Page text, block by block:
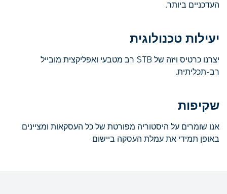
העדכניים ביותר.
יעילות טכנולוגית
יצרנו כרטיס ויזה של STB רב מטבעי ואפליקצית מובייל
רב-תכליתית.
שקיפות
אנו שומרים על היסטוריה מפורטת של כל העסקאות ומציינים
באופן תמידי את עמלת העסקה ביישום